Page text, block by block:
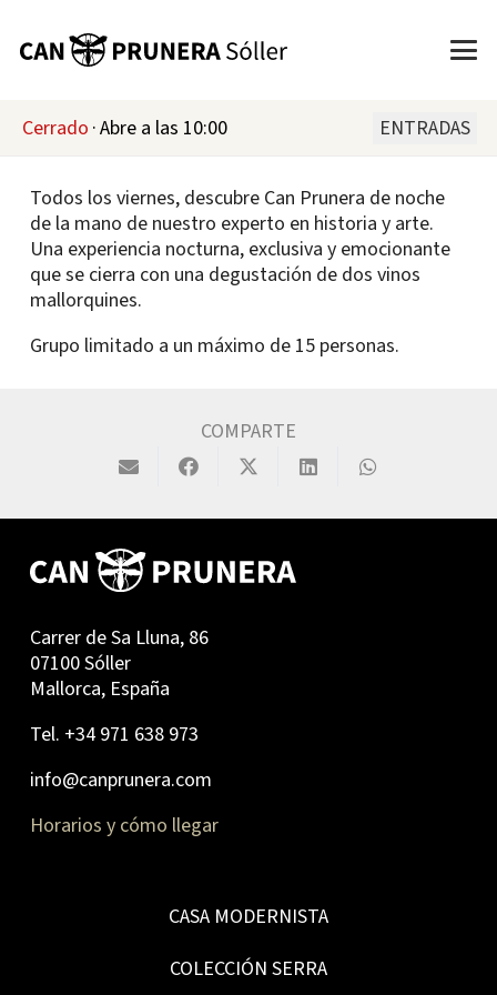
Cerrado ·Abre a las 10:00 ENTRADAS
Todos los viernes, descubre Can Prunera de noche
de la mano de nuestro experto en historia y arte.
Una experiencia nocturna, exclusiva y emocionante
que se cierra con una degustación de dos vinos
mallorquines.
Grupo limitado a un máximo de 15 personas.
COMPARTE
Carrer de Sa Lluna, 86
07100 Sóller
Mallorca, España
Tel. +34 971 638 973
info@canprunera.com
Horarios y cómo llegar
CASA MODERNISTA
COLECCIÓN SERRA